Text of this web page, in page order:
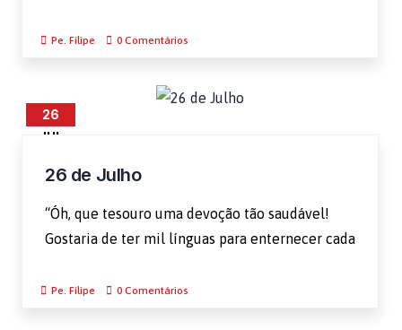
Pe. Filipe 0 Comentários
26
JUL
26 de Julho
“Óh, que tesouro uma devoção tão saudável!
Gostaria de ter mil línguas para enternecer cada
Pe. Filipe 0 Comentários